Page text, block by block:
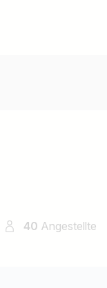
40 Angestellte